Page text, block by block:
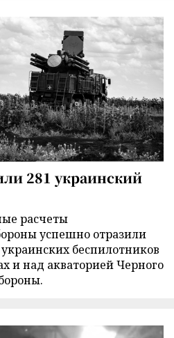
281 украинский
расчеты
успешно отразили
беспилотников
и над акваторией Черного